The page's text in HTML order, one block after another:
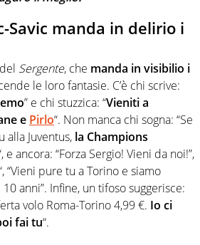
Savic manda in delirio i
Sergente, che manda in visibilio i
le loro fantasie. C’è chi scrive:
” e chi stuzzica: “Vieniti a
e Pirlo“. Non manca chi sogna: “Se
alla Juventus, la Champions
e ancora: “Forza Sergio! Vieni da noi!”,
“Vieni pure tu a Torino e siamo
anni”. Infine, un tifoso suggerisce:
volo Roma-Torino 4,99 €. Io ci
fai tu“.